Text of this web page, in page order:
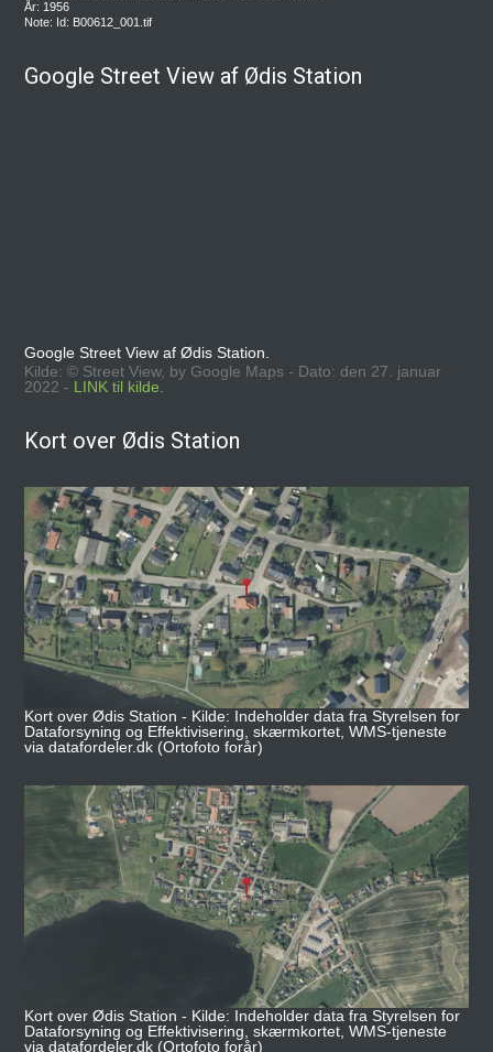
År: 1956
Note: Id: B00612_001.tif
Google Street View af Ødis Station
Google Street View af Ødis Station.
Kilde: © Street View, by Google Maps - Dato: den 27. januar
2022 - LINK til kilde.
Kort over Ødis Station
Kort over Ødis Station - Kilde: Indeholder data fra Styrelsen for
Dataforsyning og Effektivisering, skærmkortet, WMS-tjeneste
via datafordeler.dk (Ortofoto forår)
Kort over Ødis Station - Kilde: Indeholder data fra Styrelsen for
Dataforsyning og Effektivisering, skærmkortet, WMS-tjeneste
via datafordeler.dk (Ortofoto forår)